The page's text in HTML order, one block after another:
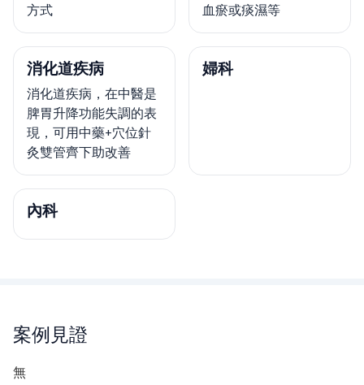
方式
血瘀或痰濕等
消化道疾病
消化道疾病，在中醫是
脾胃升降功能失調的表
現，可用中藥+穴位針
灸雙管齊下助改善
婦科
內科
案例見證
無